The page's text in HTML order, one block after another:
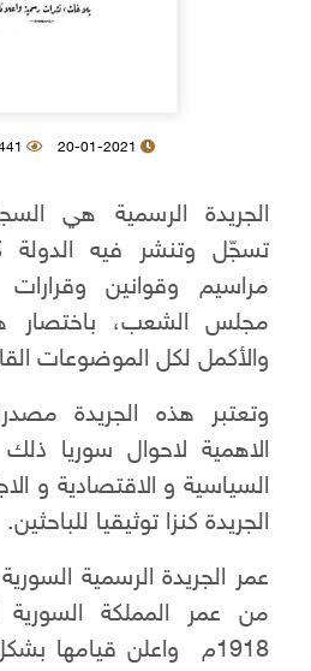
20-01-2021 64441 مشاهدة
الجريدة الرسمية هي
تسجّل وتنشر فيه
مراسيم وقوانين
مجلس الشعب، باختصار
والأكمل لكل الموضوعات
وتعتبر هذه الجريدة
الاهمية لاحوال سوريا
السياسية و الاقتصادية و
الجريدة كنزا توثيقيا للباحثين.
من عمر المملكة